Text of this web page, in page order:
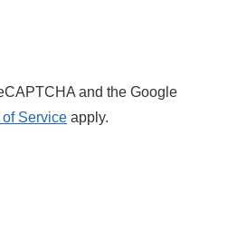
and the Google
of Service apply.